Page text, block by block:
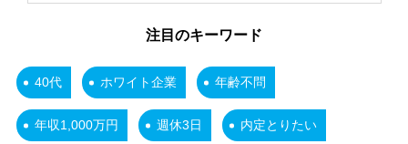
注目のキーワード
40代 ホワイト企業 年齢不問
年収1,000万円 週休3日 内定とりたい